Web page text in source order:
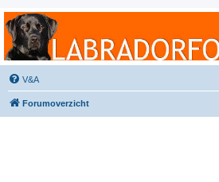
Labradorforum
Het gezelligste Labradorforum van Nederland en België!
V&A
Forumoverzicht